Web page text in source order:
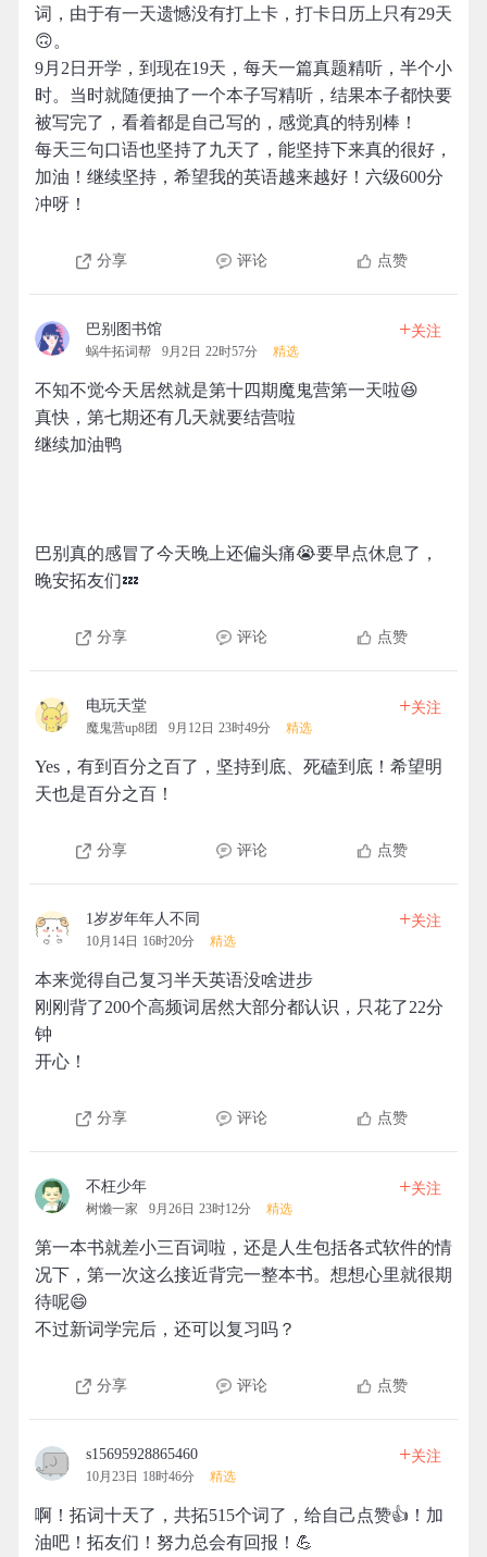
词，由于有一天遗憾没有打上卡，打卡日历上只有29天
🙃。
9月2日开学，到现在19天，每天一篇真题精听，半个小
时。当时就随便抽了一个本子写精听，结果本子都快要
被写完了，看着都是自己写的，感觉真的特别棒！
每天三句口语也坚持了九天了，能坚持下来真的很好，
加油！继续坚持，希望我的英语越来越好！六级600分
冲呀！
分享 评论 点赞
巴别图书馆
蜗牛拓词帮 9月2日 22时57分 精选
+关注
不知不觉今天居然就是第十四期魔鬼营第一天啦😆
真快，第七期还有几天就要结营啦
继续加油鸭
巴别真的感冒了今天晚上还偏头痛😭要早点休息了，
晚安拓友们💤
分享 评论 点赞
电玩天堂
魔鬼营up8团 9月12日 23时49分 精选
+关注
Yes，有到百分之百了，坚持到底、死磕到底！希望明
天也是百分之百！
分享 评论 点赞
1岁岁年年人不同
10月14日 16时20分 精选
+关注
本来觉得自己复习半天英语没啥进步
刚刚背了200个高频词居然大部分都认识，只花了22分
钟
开心！
分享 评论 点赞
不枉少年
树懒一家 9月26日 23时12分 精选
+关注
第一本书就差小三百词啦，还是人生包括各式软件的情
况下，第一次这么接近背完一整本书。想想心里就很期
待呢😄
不过新词学完后，还可以复习吗？
分享 评论 点赞
s15695928865460
10月23日 18时46分 精选
+关注
啊！拓词十天了，共拓515个词了，给自己点赞👍！加
油吧！拓友们！努力总会有回报！💪